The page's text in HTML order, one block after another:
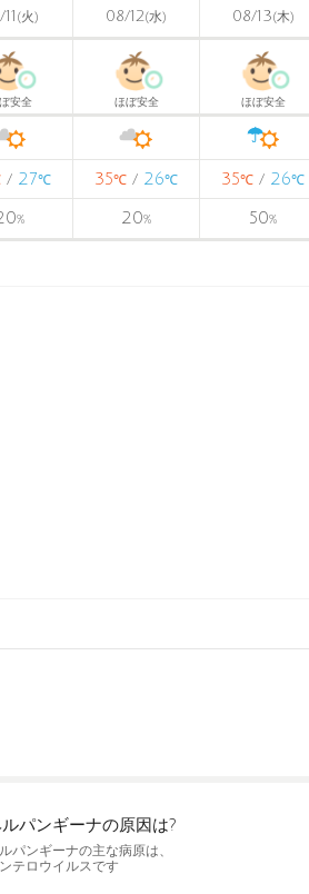
(火) 08/12(水) 08/13(木)
安全 ほぼ安全 ほぼ安全
/ 27℃ 35℃ / 26℃ 35℃ / 26℃
% 20% 50%
パンギーナの原因は?
パンギーナの主な病原は、
テロウイルスです